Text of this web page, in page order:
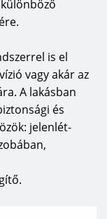
is el
vagy akár az
A lakásban
és
jelenlét-